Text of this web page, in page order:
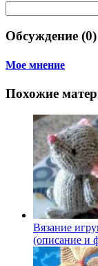
Обсуждение (0)
Мое мнение
Похожие
Вязание
(описание и